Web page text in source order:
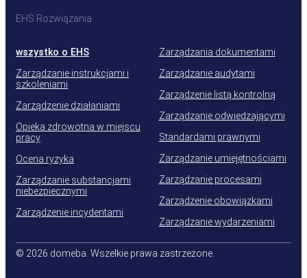
EHS Rozwiązania
wszystko o EHS
Zarządzanie instrukcjami i
szkoleniami
Zarządzenie działaniami
Opieka zdrowotna w miejscu
pracy
Ocena ryzyka
Zarządzanie substancjami
niebezpiecznymi
Zarządzenie incydentami
Zarządzania dokumentami
Zarządzanie audytami
Zarządzenie listą kontrolną
Zarządzanie odwiedzającymi
Standardami prawnymi
Zarządzanie umiejętnościami
Zarządzanie procesami
Zarządzenie obowiązkami
Zarządzanie wydarzeniami
© 2026 domeba. Wszelkie prawa zastrzeżone.